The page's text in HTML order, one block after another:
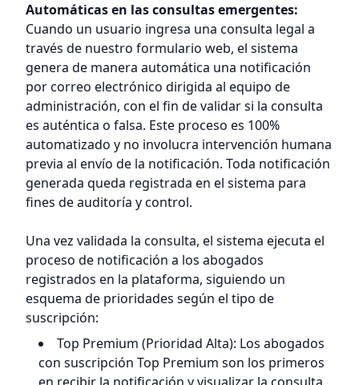
Automáticas en las consultas emergentes:
Cuando un usuario ingresa una consulta legal a
través de nuestro formulario web, el sistema
genera de manera automática una notificación
por correo electrónico dirigida al equipo de
administración, con el fin de validar si la consulta
es auténtica o falsa. Este proceso es 100%
automatizado y no involucra intervención humana
previa al envío de la notificación. Toda notificación
generada queda registrada en el sistema para
fines de auditoría y control.
Una vez validada la consulta, el sistema ejecuta el
proceso de notificación a los abogados
registrados en la plataforma, siguiendo un
esquema de prioridades según el tipo de
suscripción:
Top Premium (Prioridad Alta): Los abogados
con suscripción Top Premium son los primeros